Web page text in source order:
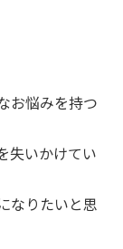
お悩みを持つ
失いかけてい
なりたいと思